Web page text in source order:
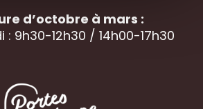
d’octobre à mars :
: 9h30-12h30 / 14h00-17h30